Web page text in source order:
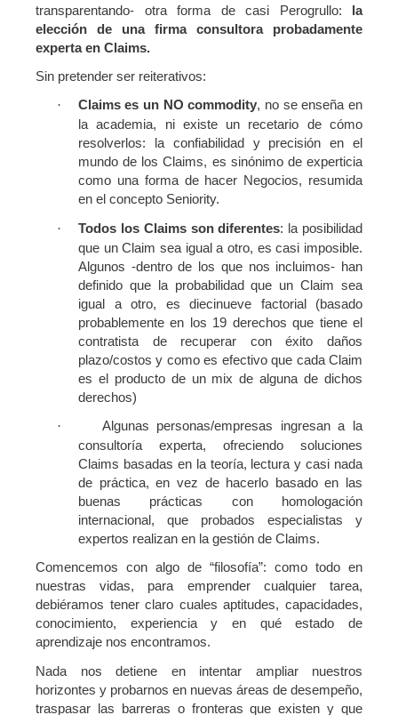
transparentando- otra forma de casi Perogrullo: la
elección de una firma consultora probadamente
experta en Claims.
Sin pretender ser reiterativos:
· Claims es un NO commodity, no se enseña en
la academia, ni existe un recetario de cómo
resolverlos: la confiabilidad y precisión en el
mundo de los Claims, es sinónimo de experticia
como una forma de hacer Negocios, resumida
en el concepto Seniority.
· Todos los Claims son diferentes: la posibilidad
que un Claim sea igual a otro, es casi imposible.
Algunos -dentro de los que nos incluimos- han
definido que la probabilidad que un Claim sea
igual a otro, es diecinueve factorial (basado
probablemente en los 19 derechos que tiene el
contratista de recuperar con éxito daños
plazo/costos y como es efectivo que cada Claim
es el producto de un mix de alguna de dichos
derechos)
·
Algunas personas/empresas ingresan a la
consultoría experta, ofreciendo soluciones
Claims basadas en la teoría, lectura y casi nada
de práctica, en vez de hacerlo basado en las
buenas prácticas con homologación
internacional, que probados especialistas y
expertos realizan en la gestión de Claims.
Comencemos con algo de “filosofía”: como todo en
nuestras vidas, para emprender cualquier tarea,
debiéramos tener claro cuales aptitudes, capacidades,
conocimiento, experiencia y en qué estado de
aprendizaje nos encontramos.
Nada nos detiene en intentar ampliar nuestros
horizontes y probarnos en nuevas áreas de desempeño,
traspasar las barreras o fronteras que existen y que